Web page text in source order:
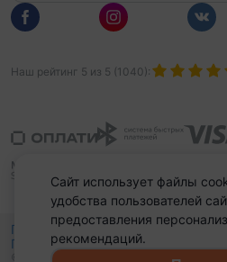
Наш рейтинг 5 из 5 1040):
Политика конфиденциальности,
Политика обработки файлов куки
© 2015 - 2026, Domovita.by.
Сайт использует файлы
удобства пользователей
предоставления
рекомендаций.